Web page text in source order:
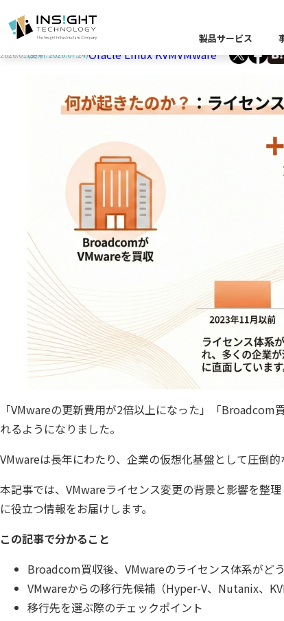
製品サービス
業界から探す
製品一覧
データ統合
デ
課題から
課題に関
キーワー
キーワード
デ
デ
業界から
業界特有
役員紹介
VMwareライセンス高騰の背景と、今検討す
2026.01.20(更新: 2026.07.24)Oracle Linux KVMVMware
「VMwareの更新費用が2倍以上になった」「
れるようになりました。
VMwareは長年にわたり、企業の仮想化基盤として圧倒
本記事では、VMwareライセンス変更の背景と影響を整
に役立つ情報をお届けします。
この記事で分かること
Broadcom買収後、VMwareのライセンス体系がど
VMwareからの移行先候補（Hyper-V、Nutanix、
移行先を選ぶ際のチェックポイント